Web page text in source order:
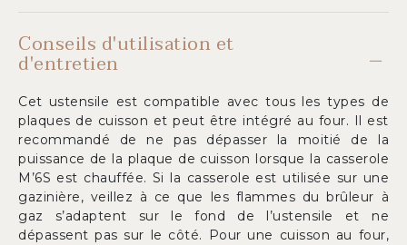
Conseils d'utilisation et
d'entretien
Cet ustensile est compatible avec tous les types de
plaques de cuisson et peut être intégré au four. Il est
recommandé de ne pas dépasser la moitié de la
puissance de la plaque de cuisson lorsque la casserole
M’6S est chauffée. Si la casserole est utilisée sur une
gazinière, veillez à ce que les flammes du brûleur à
gaz s’adaptent sur le fond de l’ustensile et ne
dépassent pas sur le côté. Pour une cuisson au four,